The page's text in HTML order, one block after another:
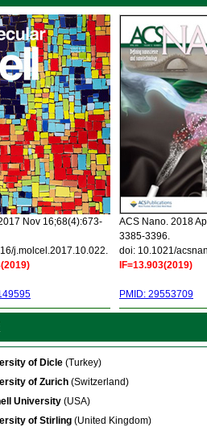
Nov 16;68(4):673-
j.molcel.2017.10.022.
ACS Nano. 2018
3385-3396.
doi: 10.1021/
IF=13.903(2019)
PMID: 29553709
of Dicle (Turkey)
of Zurich (Switzerland)
University (USA)
of Stirling (United Kingdom)